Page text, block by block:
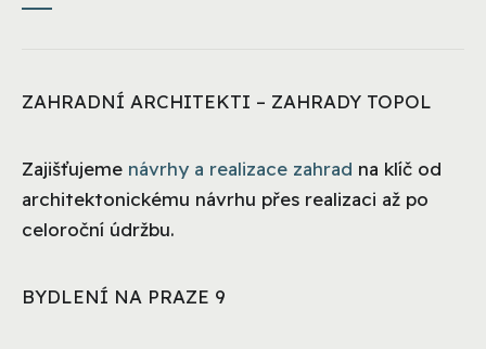
ZAHRADNÍ ARCHITEKTI – ZAHRADY TOPOL
Zajišťujeme návrhy a realizace zahrad na klíč od
architektonickému návrhu přes realizaci až po
celoroční údržbu.
BYDLENÍ NA PRAZE 9